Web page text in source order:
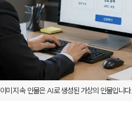
이미지 속 인물은 AI로 생성된 가상의 인물입니다.